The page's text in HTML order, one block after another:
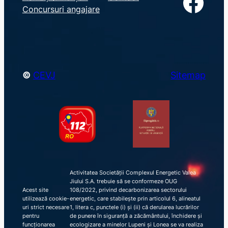
c
Concursuri angajare
© CEVJ Sitemap
Acest site
utilizează cookie-
uri strict necesare
pentru
funcționarea
Activitatea Societății Complexul Energetic Valea
Jiului S.A. trebuie să se conformeze OUG
108/2022, privind decarbonizarea sectorului
energetic, care stabilește prin articolul 6, alineatul
1, litera c, punctele (i) și (ii) că derularea lucrărilor
de punere în siguranță a zăcământului, închidere și
ecologizare a minelor Lupeni și Lonea se va realiza